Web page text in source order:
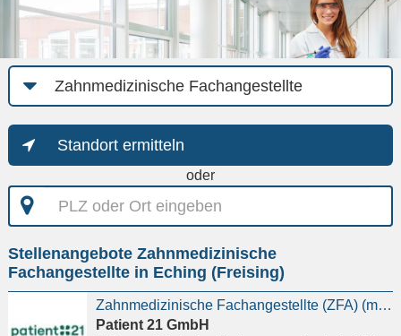
Job-
Kategorie
Standort ermitteln
oder
PLZ
oder
eingeben
Stellenangebote Zahnmedizinische
Fachangestellte in Eching (Freising)
Zahnmedizinische Fachangestellte (ZFA) (m/w/d)
Patient 21 GmbH